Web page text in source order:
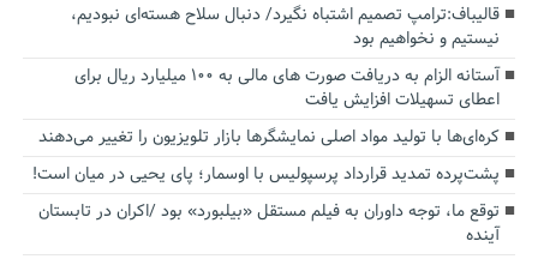
قالیباف:ترامپ تصمیم اشتباه نگیرد/ دنبال سلاح هسته‌ای نبودیم،
نیستیم و نخواهیم بود
آستانه الزام به دریافت صورت های مالی به ۱۰۰ میلیارد ریال برای
اعطای تسهیلات افزایش یافت
کره‌ای‌ها با تولید مواد اصلی نمایشگرها بازار تلویزیون را تغییر می‌دهند
پشت‌پرده تمدید قرارداد پرسپولیس با اوسمار؛ پای یحیی در میان است!
توقع ما، توجه داوران به فیلم مستقل «بیلبورد» بود /اکران در تابستان
آینده